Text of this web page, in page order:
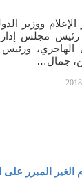
الإعلام ووزير
رئيس مجلس
الهاجري،
جمال…
المبرر على ا